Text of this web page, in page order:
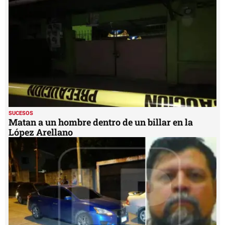
SUCESOS
Matan a un hombre dentro de un billar en la
López Arellano